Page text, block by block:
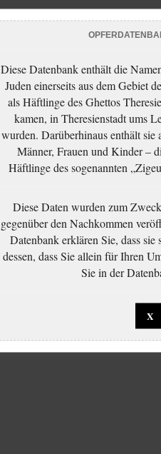
Diese Datenbank enthält die
Juden einerseits aus dem Gebiet
als Häftlinge des Ghettos
kamen, in Theresienstadt ums
wurden. Darüberhinaus enthält
Männer, Frauen und Kinder –
Häftlinge des sogenannten
Diese Daten wurden zum
gegenüber den Nachkommen
Datenbank erklären Sie, dass sie
dessen, dass Sie allein für Ihren
Sie in der
X